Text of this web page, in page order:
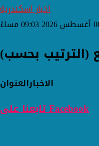
اخبار اسكندرية
(الترتيب بحسب)
العنوانالاخبار
تابعنا على Facebook